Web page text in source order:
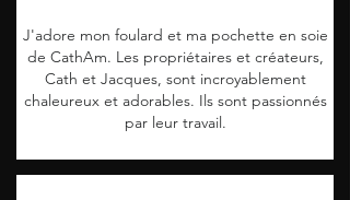
J'adore mon foulard et ma pochette en soie
de CathAm. Les propriétaires et créateurs,
Cath et Jacques, sont incroyablement
chaleureux et adorables. Ils sont passionnés
par leur travail.